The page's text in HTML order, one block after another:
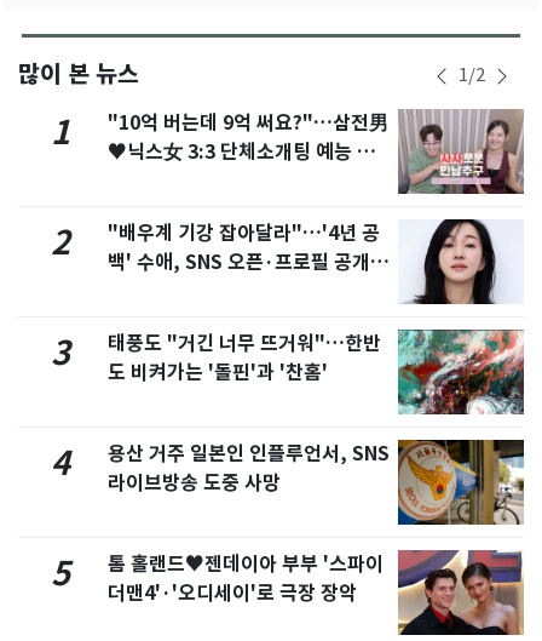
많이 본 뉴스 1/2
1
"10억 버는데 9억 써요?"…삼전男
♥닉스女 3:3 단체소개팅 예능 화
2
"배우계 기강 잡아달라"…'4년 공
백' 수애, SNS 오픈·프로필 공개
3
태풍도 "거긴 너무 뜨거워"…한반
도 비켜가는 '돌핀'과 '찬홈'
4
용산 거주 일본인 인플루언서, SNS
라이브방송 도중 사망
5
톰 홀랜드♥젠데이아 부부 '스파이
더맨4'·'오디세이'로 극장 장악